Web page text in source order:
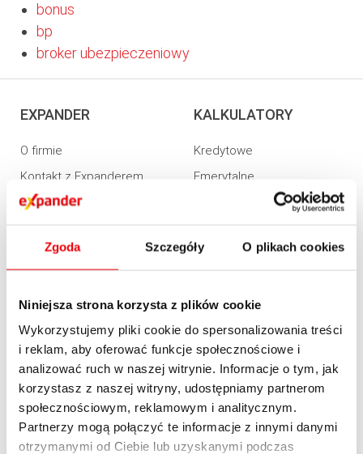
Zgoda Szczegóły O plikach cookies
Niniejsza strona korzysta z plików cookie
Wykorzystujemy pliki cookie do spersonalizowania treści
i reklam, aby oferować funkcje społecznościowe i
analizować ruch w naszej witrynie. Informacje o tym, jak
korzystasz z naszej witryny, udostępniamy partnerom
społecznościowym, reklamowym i analitycznym.
Partnerzy mogą połączyć te informacje z innymi danymi
otrzymanymi od Ciebie lub uzyskanymi podczas
bonus
bp
broker ubezpieczeniowy
EXPANDER
O firmie
Kontakt z Expanderem
Kontakt do mediów
Dołącz do nas
strategii podatkowej 2020
Informacja o realizowanej
strategii podatkowej 2021
Informacja o realizowanej
strategii podatkowej 2022
Informacja o realizowanej
strategii podatkowej 2023
KALKULATORY
Kredytowe
Emerytalne
Ubezpieczeniowe
Raty kredytu gotówkowego
Zdolności kredytowej
Refinansowania kredytu
Konsolidacji